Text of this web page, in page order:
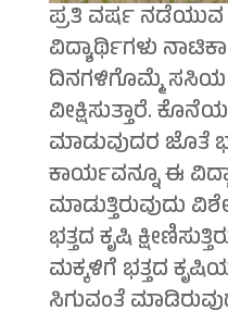
ಪ್ರತಿ ವರ್ಷ
ವಿದ್ಯಾರ್ಥಿಗಳು
ದಿನಗಳಿಗೊಮ್ಮೆ
ವೀಕ್ಷಿಸುತ್ತಾರೆ.
ಮಾಡುವುದರ ಜೊತೆ
ಕಾರ್ಯವನ್ನೂ ಈ
ಮಾಡುತ್ತಿರುವುದು
ಭತ್ತದ ಕೃಷಿ
ಮಕ್ಕಳಿಗೆ ಭತ್ತದ
ಸಿಗುವಂತೆ